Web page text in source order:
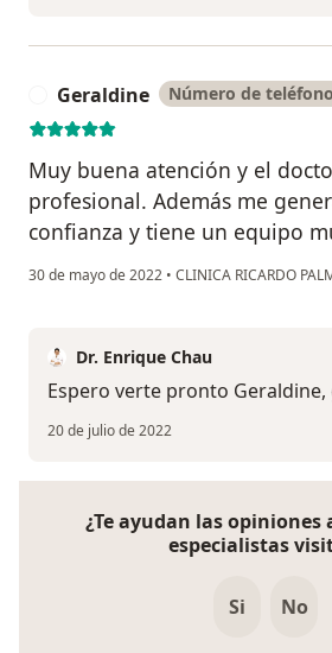
Geraldine Número de
Muy buena atención y el
profesional. Además me
confianza y tiene un equipo
30 de mayo de 2022 • CLINICA RICARDO
Dr. Enrique Chau
Espero verte pronto Geraldine,
20 de julio de 2022
¿Te ayudan las opiniones
especialistas
Si No